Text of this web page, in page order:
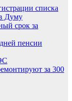
списка
Думу
срок за
пенсии
за 300